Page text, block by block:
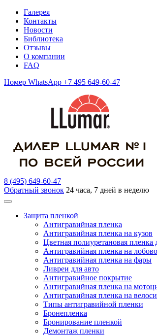
Галерея
Контакты
Новости
Библиотека
Отзывы
О компании
FAQ
Номер WhatsApp +7 495 649-60-47
8 (495) 649-60-47
Обратный звонок 24 часа, 7 дней в неделю
Защита пленкой
Антигравийная пленка
Антигравийная пленка на кузов
Цветная полиуретановая пленка
Антигравийная пленка на
Антигравийная пленка на фары
Ливреи для авто
Антигравийное покрытие
Антигравийная пленка на
Антигравийная пленка на
Типы антигравийной пленки
Бронепленка
Бронирование пленкой
Демонтаж пленки